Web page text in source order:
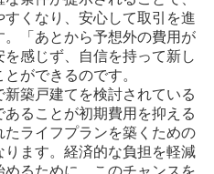
くなり、安心して取引を進
「あとから予想外の費用が
感じず、自信を持って新し
ができるのです。
築戸建てを検討されている
ることが初期費用を抑える
ライフプランを築くための
ます。経済的な負担を軽減